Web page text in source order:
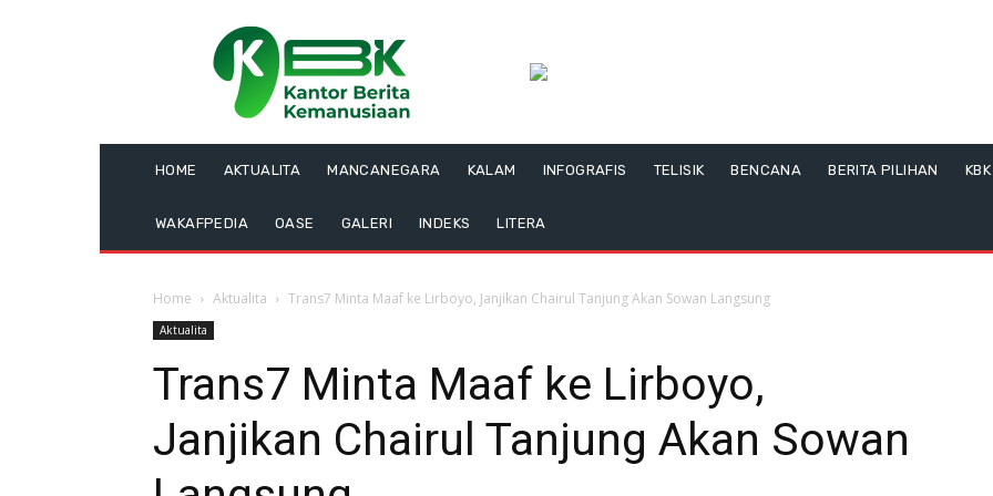
HOME AKTUALITA MANCANEGARA KALAM INFOGRAFIS TELISIK BENCANA BERITA PILIHAN
WAKAFPEDIA OASE GALERI INDEKS LITERA
Home Aktualita Trans7 Minta Maaf ke Lirboyo, Janjikan Chairul Tanjung Akan Sowan Langsung
Aktualita
Trans7 Minta Maaf ke Lirboyo,
Janjikan Chairul Tanjung Akan Sowan